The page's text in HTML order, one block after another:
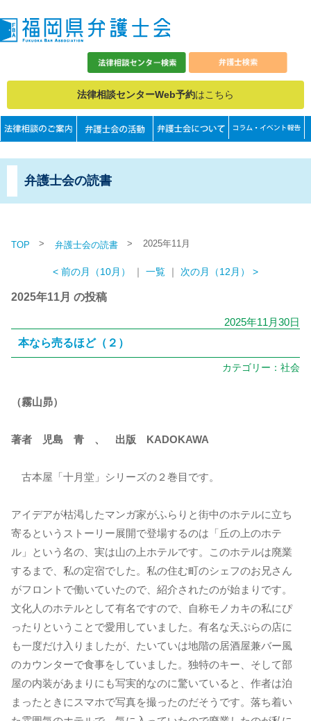
法律相談センターWeb予約はこちら
弁護士会の読書
TOP > 弁護士会の読書 > 2025年11月
< 前の月（10月） ｜ 一覧 ｜ 次の月（12月） >
2025年11月 の投稿
2025年11月30日
本なら売るほど（２）
カテゴリー： 社会
（霧山昴）
著者 児島 青 、 出版 KADOKAWA
古本屋「十月堂」シリーズの２巻目です。
アイデアが枯渇したマンガ家がふらりと街中のホテルに立ち
寄るというストーリー展開で登場するのは「丘の上のホテ
ル」という名の、実は山の上ホテルです。このホテルは廃業
するまで、私の定宿でした。私の住む町のシェフのお兄さん
がフロントで働いていたので、紹介されたのが始まりです。
文化人のホテルとして有名ですので、自称モノカキの私にぴ
ったりということで愛用していました。有名な天ぷらの店に
も一度だけ入りましたが、たいていは地階の居酒屋兼バー風
のカウンターで食事をしていました。独特のキー、そして部
屋の内装があまりにも写実的なのに驚いていると、作者は泊
まったときにスマホで写真を撮ったのだそうです。落ち着い